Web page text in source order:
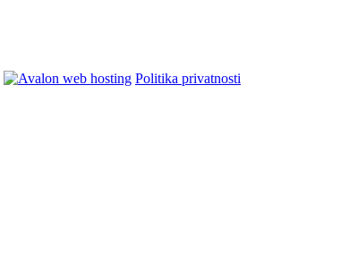
Politika privatnosti